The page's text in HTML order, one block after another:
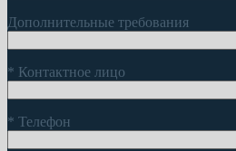
Дополнительные требования
* Контактное лицо
* Телефон